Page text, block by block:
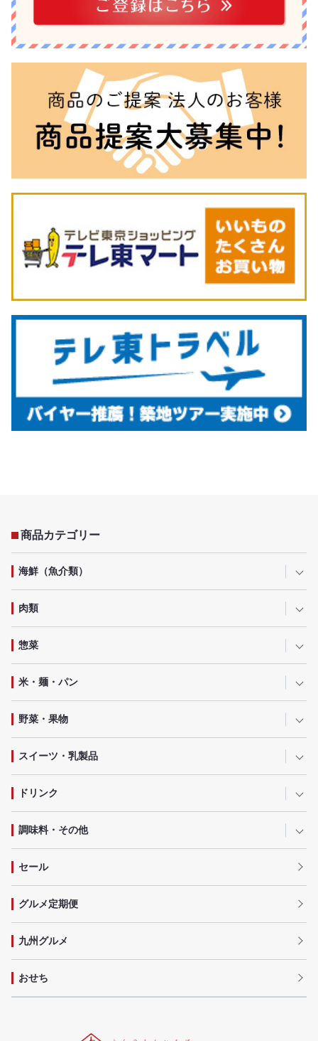
商品カテゴリー
海鮮（魚介類）
肉類
惣菜
米・麺・パン
野菜・果物
スイーツ・乳製品
ドリンク
調味料・その他
セール
グルメ定期便
九州グルメ
おせち